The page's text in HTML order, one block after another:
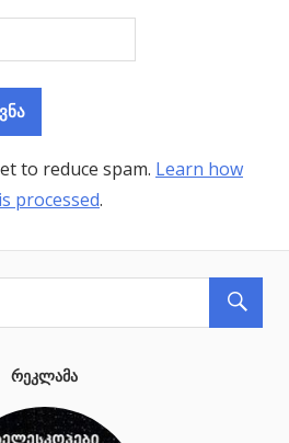
to reduce spam. Learn how
processed.
ᲠᲔᲙᲚᲐᲛᲐ